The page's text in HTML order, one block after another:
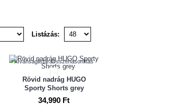
Listázás:
KívánságlistáraÖsszehasonlítás
Rövid nadrág HUGO
Sporty Shorts grey
34,990 Ft